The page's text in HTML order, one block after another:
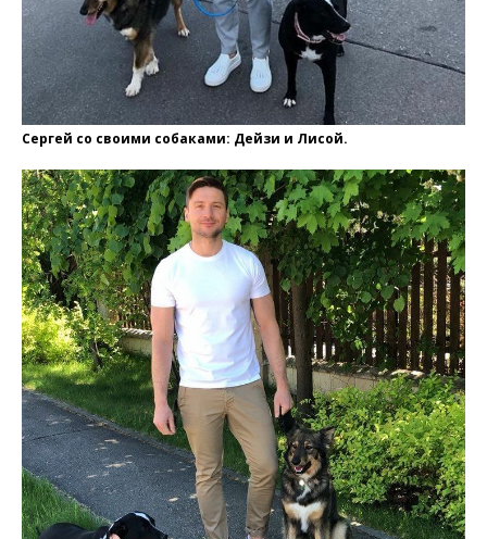
Сергей со своими собаками: Дейзи и Лисой.